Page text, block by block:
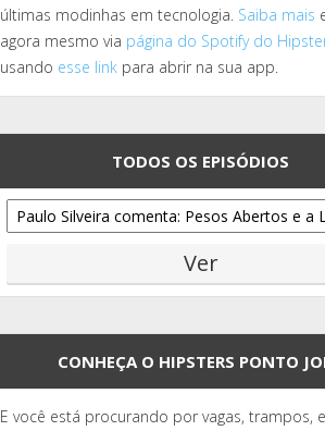
últimas modinhas em tecnologia. Saiba mais
agora mesmo via página do Spotify do
usando esse link para abrir na sua app.
TODOS OS EPISÓDIOS
CONHEÇA O HIPSTERS PONTO
E você está procurando por vagas, trampos,